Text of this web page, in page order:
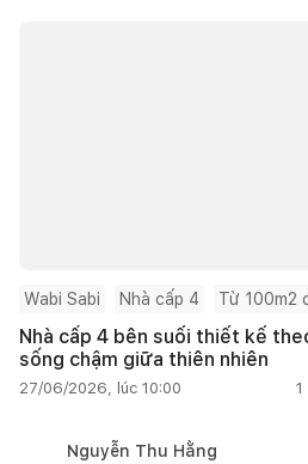
Wabi Sabi Nhà cấp 4 Từ 100m2
Nhà cấp 4 bên suối thiết kế
sống chậm giữa thiên nhiên
27/06/2026, lúc 10:00 1
Nguyễn Thu Hằng